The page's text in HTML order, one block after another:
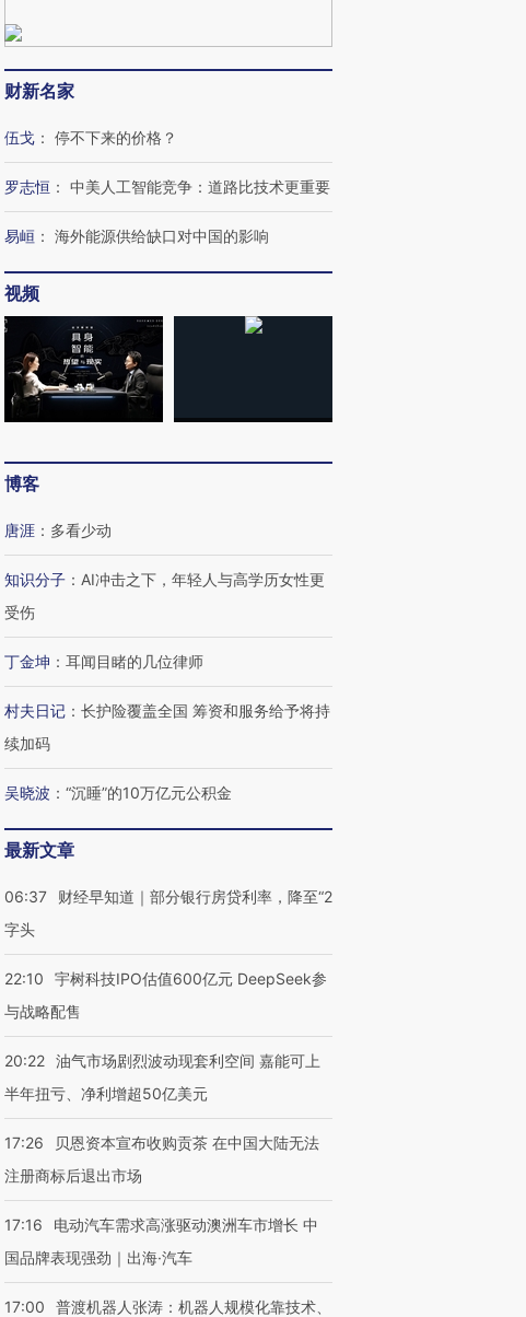
的吸金
什么让中产们甘
找虐”？
马航飞行员跨国走私7万
粒摇头丸 尿检体内含3种
毒品
走进第四届链博
数智科技“链”接产
财新名家
伍戈 ： 停不下来的价格？
罗志恒 ： 中美人工智能竞争：道路比技术更重要
易峘 ： 海外能源供给缺口对中国的影响
视频
博客
唐涯 ： 多看少动
知识分子 ： AI冲击之下，年轻人与高学历女性更
受伤
丁金坤 ： 耳闻目睹的几位律师
村夫日记 ： 长护险覆盖全国 筹资和服务给予将持
续加码
吴晓波 ： “沉睡”的10万亿元公积金
最新文章
06:37
财经早知道｜部分银行房贷利率，降至“2
字头
22:10
宇树科技IPO估值600亿元 DeepSeek参
与战略配售
20:22 油气市场剧烈波动现套利空间 嘉能可上
半年扭亏、净利增超50亿美元
17:26
贝恩资本宣布收购贡茶 在中国大陆无法
注册商标后退出市场
17:16
电动汽车需求高涨驱动澳洲车市增长 中
国品牌表现强劲｜出海·汽车
17:00
普渡机器人张涛：机器人规模化靠技术、